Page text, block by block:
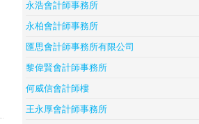
永浩會計師事務所
永柏會計師事務所
匯思會計師事務所有限公司
黎偉賢會計師事務所
何威信會計師樓
王永厚會計師事務所